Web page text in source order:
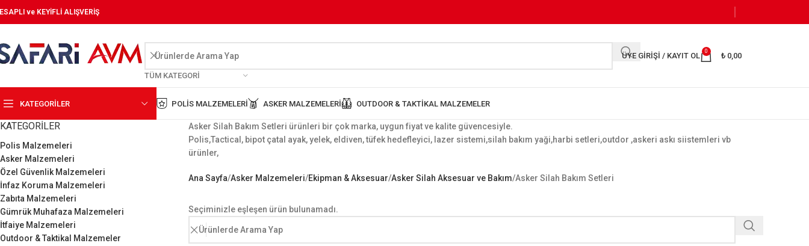
ve KEYİFLİ ALIŞVERİŞ
TÜM KATEGORI
ÜYE GIRIŞI / KAYIT OL
0
₺ 0,00
KATEGORİLER POLIS MALZEMELERI ASKER MALZEMELERI OUTDOOR & TAKTIKAL MALZEMELER
KATEGORILER
Polis Malzemeleri
Asker Malzemeleri
Özel Güvenlik Malzemeleri
İnfaz Koruma Malzemeleri
Zabıta Malzemeleri
Gümrük Muhafaza Malzemeleri
İtfaiye Malzemeleri
Outdoor & Taktikal Malzemeler
Asker Silah Bakım Setleri ürünleri bir çok marka, uygun fiyat ve kalite güvencesiyle.
Polis,Tactical, bipot çatal ayak, yelek, eldiven, tüfek hedefleyici, lazer sistemi,silah bakım yaği,harbi setleri,outdor ,askeri askı siistemleri vb
ürünler,
Ana Sayfa Asker Malzemeleri Ekipman & Aksesuar Asker Silah Aksesuar ve Bakım Asker Silah Bakım Setleri
Seçiminizle eşleşen ürün bulunamadı.